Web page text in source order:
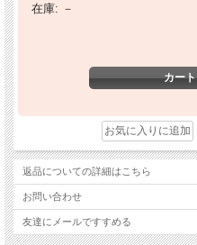
在庫: －
返品についての詳細はこちら
お問い合わせ
友達にメールですすめる